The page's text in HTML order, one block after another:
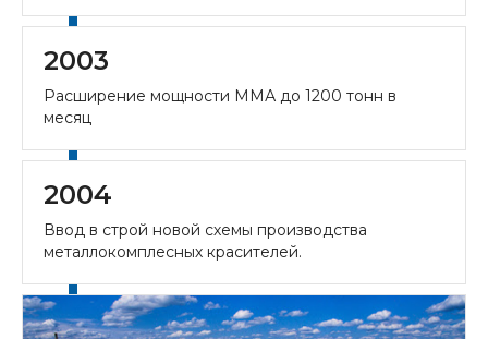
2003
Расширение мощности ММА до 1200 тонн в
месяц
2004
Ввод в строй новой схемы производства
металлокомплесных красителей.